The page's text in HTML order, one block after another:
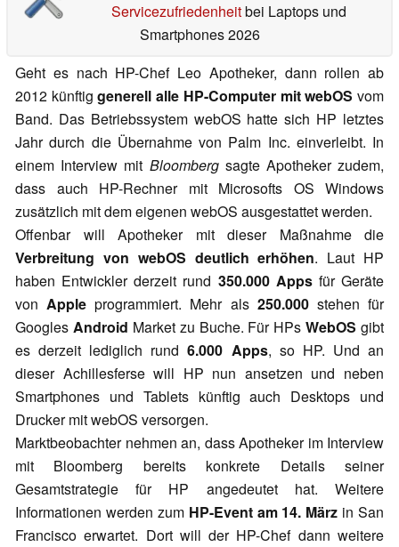
Servicezufriedenheitbei Laptops und
Smartphones 2026
Geht es nach HP-Chef Leo Apotheker, dann rollen ab
2012 künftig generell alle HP-Computer mit webOS vom
Band. Das Betriebssystem webOS hatte sich HP letztes
Jahr durch die Übernahme von Palm Inc. einverleibt. In
einem Interview mit Bloombergsagte Apotheker zudem,
dass auch HP-Rechner mit Microsofts OS Windows
zusätzlich mit dem eigenen webOS ausgestattet werden.
Offenbar will Apotheker mit dieser Maßnahme die
Verbreitung von webOS deutlich erhöhen. Laut HP
haben Entwickler derzeit rund 350.000 Appsfür Geräte
vonApple programmiert. Mehr als 250.000stehen für
Googles Android Market zu Buche. Für HPsWebOS gibt
es derzeit lediglich rund6.000 Apps, so HP. Und an
dieser Achillesferse will HP nun ansetzen und neben
Smartphones und Tablets künftig auch Desktops und
Drucker mit webOS versorgen.
Marktbeobachter nehmen an, dass Apotheker im Interview
mit Bloomberg bereits konkrete Details seiner
Gesamtstrategie für HP angedeutet hat. Weitere
Informationen werden zumHP-Event am 14. März in San
Francisco erwartet. Dort will der HP-Chef dann weitere